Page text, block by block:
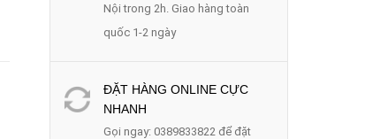
Nội trong 2h. Giao hàng toàn
quốc 1-2 ngày
ĐẶT HÀNG ONLINE CỰC
NHANH
Gọi ngay: 0389833822 để đặt